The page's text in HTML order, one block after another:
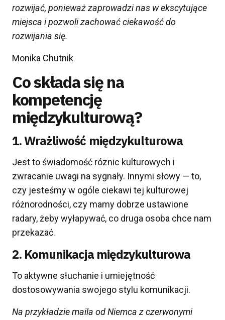
rozwijać, ponieważ zaprowadzi nas w ekscytujące
miejsca i pozwoli zachować ciekawość do
rozwijania się.
Monika Chutnik
Co składa się na
kompetencję
międzykulturową?
1. Wrażliwość międzykulturowa
Jest to świadomość róznic kulturowych i
zwracanie uwagi na sygnały. Innymi słowy — to,
czy jesteśmy w ogóle ciekawi tej kulturowej
różnorodności, czy mamy dobrze ustawione
radary, żeby wyłapywać, co druga osoba chce nam
przekazać.
2. Komunikacja międzykulturowa
To aktywne słuchanie i umiejętność
dostosowywania swojego stylu komunikacji.
Na przykładzie maila od Niemca z czerwonymi